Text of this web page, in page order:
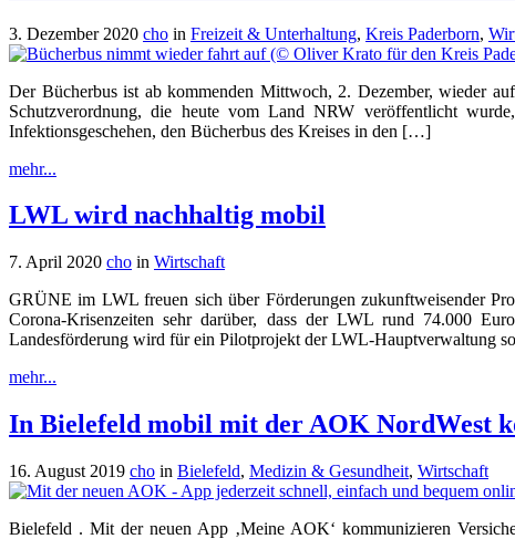
3. Dezember 2020 cho in Freizeit & Unterhaltung, Kreis Paderborn,
Der Bücherbus ist ab kommenden Mittwoch, 2. Dezember, wieder
Schutzverordnung, die heute vom Land NRW veröffentlicht
Infektionsgeschehen, den Bücherbus des Kreises in den […]
mehr...
LWL wird nachhaltig mobil
7. April 2020 cho in Wirtschaft
GRÜNE im LWL freuen sich über Förderungen zukunftweisender
Corona-Krisenzeiten sehr darüber, dass der LWL rund 74.000
Landesförderung wird für ein Pilotprojekt der LWL-Hauptverwaltung
mehr...
In Bielefeld mobil mit der AOK NordWest
16. August 2019 cho in Bielefeld, Medizin & Gesundheit, Wirtschaft
Bielefeld . Mit der neuen App ‚Meine AOK‘ kommunizieren